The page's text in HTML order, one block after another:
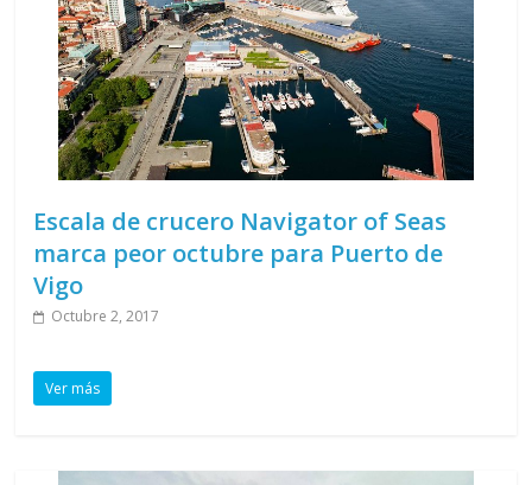
Escala de crucero Navigator of Seas
marca peor octubre para Puerto de
Vigo
Octubre 2, 2017
Ver más